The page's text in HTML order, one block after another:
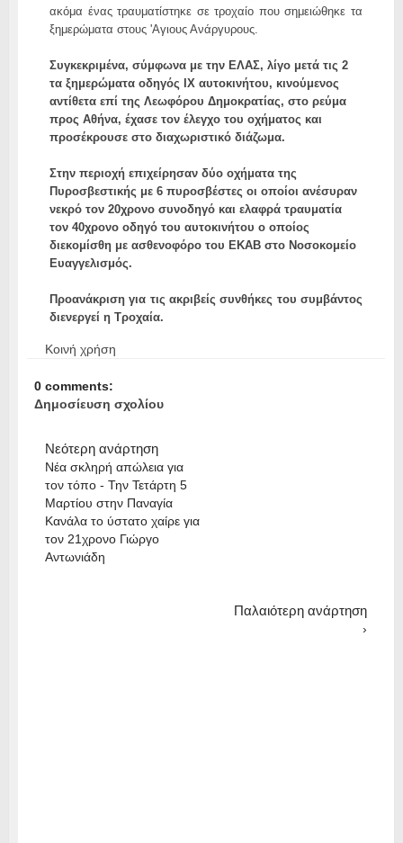
ακόμα ένας τραυματίστηκε σε τροχαίο που σημειώθηκε τα
ξημερώματα στους 'Αγιους Ανάργυρους.
Συγκεκριμένα, σύμφωνα με την ΕΛΑΣ, λίγο μετά τις 2
τα ξημερώματα οδηγός ΙΧ αυτοκινήτου, κινούμενος
αντίθετα επί της Λεωφόρου Δημοκρατίας, στο ρεύμα
προς Αθήνα, έχασε τον έλεγχο του οχήματος και
προσέκρουσε στο διαχωριστικό διάζωμα.
Στην περιοχή επιχείρησαν δύο οχήματα της
Πυροσβεστικής με 6 πυροσβέστες οι οποίοι ανέσυραν
νεκρό τον 20χρονο συνοδηγό και ελαφρά τραυματία
τον 40χρονο οδηγό του αυτοκινήτου ο οποίος
διεκομίσθη με ασθενοφόρο του ΕΚΑΒ στο Νοσοκομείο
Ευαγγελισμός.
Προανάκριση για τις ακριβείς συνθήκες του συμβάντος
διενεργεί η Τροχαία.
Κοινή χρήση
0 comments:
Δημοσίευση σχολίου
Νεότερη ανάρτηση
Νέα σκληρή απώλεια για
τον τόπο - Την Τετάρτη 5
Μαρτίου στην Παναγία
Κανάλα το ύστατο χαίρε για
τον 21χρονο Γιώργο
Αντωνιάδη
Παλαιότερη ανάρτηση
›